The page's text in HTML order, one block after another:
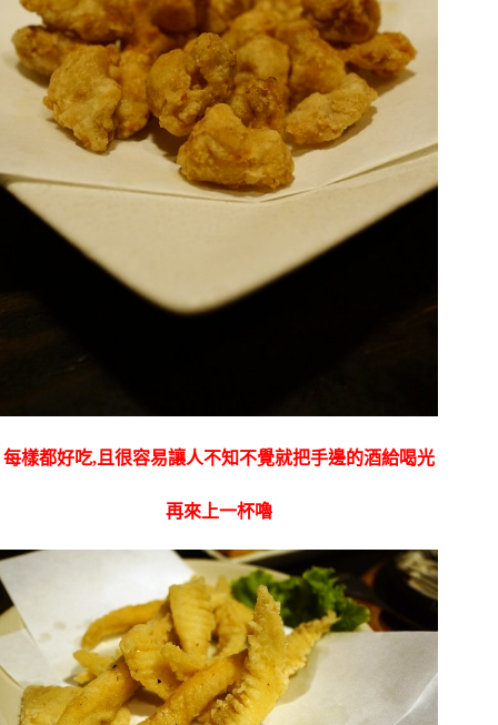
每樣都好吃,且很容易讓人不知不覺就把手邊的酒給喝光
再來上一杯嚕